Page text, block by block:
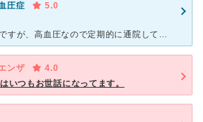
圧症
5.0
[症状・来院理由] 母親ですが、高血圧なので定期的に通院してます。 が、下腹部にしこりみたいなものがあるので急遽診察にいきました。 [医師の診断・治療法] 触診では、子宮に何かあるのかもし
ンザ
4.0
いつもお世話になってます。